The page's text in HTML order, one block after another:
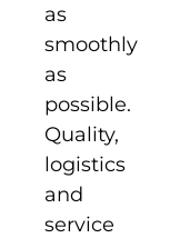
as
smoothly
as
possible.
Quality,
logistics
and
service